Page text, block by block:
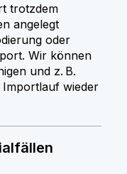
trotzdem
angelegt
oder
Wir können
und z. B.
Importlauf wieder